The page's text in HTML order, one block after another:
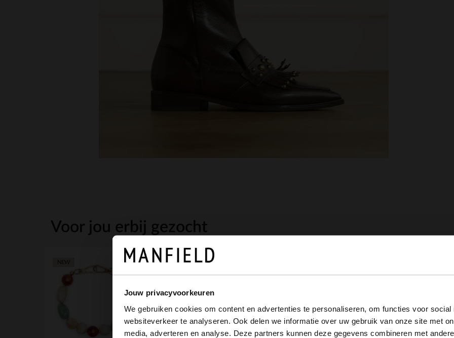
Jouw privacyvoorkeuren
We gebruiken cookies om content en advertenties te personaliseren, om functies voor social
websiteverkeer te analyseren. Ook delen we informatie over uw gebruik van onze site met
media, adverteren en analyse. Deze partners kunnen deze gegevens combineren met
Voor jou erbij gezocht
It looks like your language isn't Dutch. Would you like to